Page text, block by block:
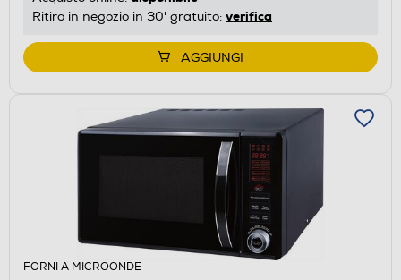
Ritiro in negozio in 30' gratuito: verifica
AGGIUNGI
FORNI A MICROONDE